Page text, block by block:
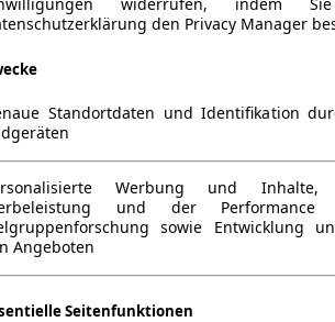
widerrufen, indem
den Privacy Manager
Standortdaten und Identifikation
Werbung und Inhalte,
und der
sowie Entwicklung
Angeboten
Seitenfunktionen